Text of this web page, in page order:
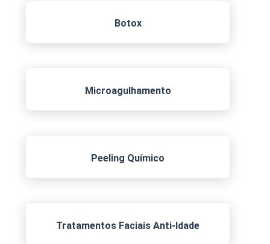
Botox
Microagulhamento
Peeling Químico
Tratamentos Faciais Anti-Idade